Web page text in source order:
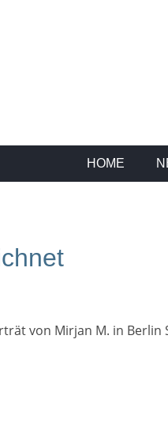
HOME
von Mirjan M. in